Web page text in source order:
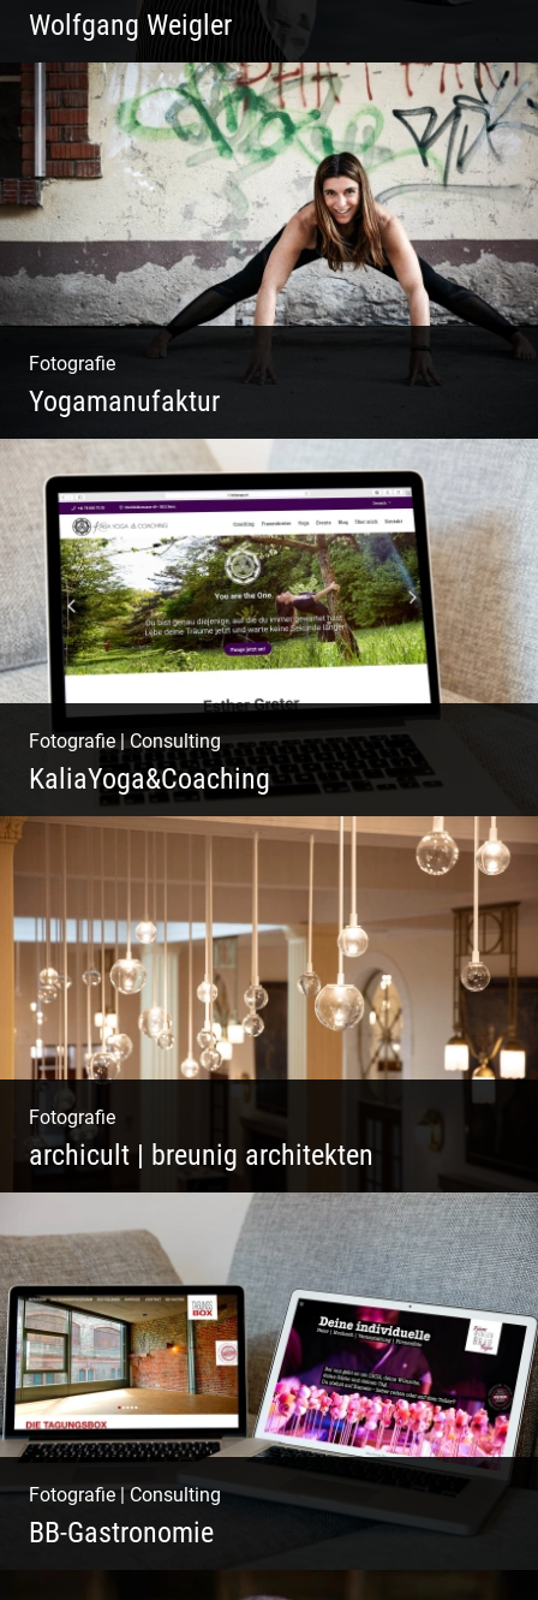
Wolfgang Weigler
W.U.F.O. Food Orbiter | Event Gastronomie |
Catering Service | Essen & Trinken
Fotografie
Yogamanufaktur
Yoga | Fashion | Cool & symphatisch
Fotografie|Consulting
KaliaYoga&Coaching
Pint- & Webdesign, Fotografie & Corporate-
Fotografie
archicult | breunig architekten
Wasser im Fluss der Kurstadt
Fotografie|Consulting
BB-Gastronomie